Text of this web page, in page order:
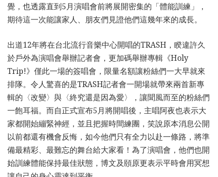
覺，也透露直到5月演唱會前將展開密集的「體能訓練」，
期待這一次能讓家人、朋友們見證他們這幾年來的成長。
出道12年將在台北流行音樂中心開唱的TRASH，睽違許久
於戶外為演唱會舉辦記者會，更加碼舉辦專輯《Holy
Trip!》僅此一場的簽唱會，限量名額讓粉絲們一大早就來
排隊。令人驚喜的是TRASH記者會一開場就帶來兩首新專
輯的〈改變〉與〈終究還是因為愛〉，讓聞風而至的粉絲們
一飽耳福。而自正式宣布5月將開唱後，主唱阿夜也表示大
家都開始繃緊神經，並且把握時間練團，笑說原本消息公開
以前都還有機會反悔，如今他們只有全力以赴一條路，將準
備最精彩、最難忘的舞台給大家看！為了演唱會，他們也開
始訓練體能保持最佳狀態，博文及頤原更表示平時會用冥想